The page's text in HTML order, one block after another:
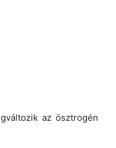
az ösztrogén